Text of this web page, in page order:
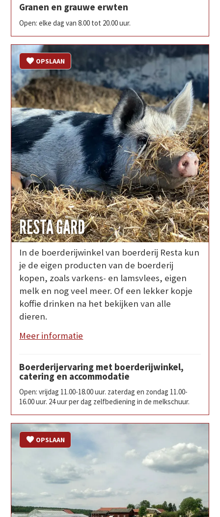
Granen en grauwe erwten
Open: elke dag van 8.00 tot 20.00 uur.
RESTA GÅRD
OPSLAAN
In de boerderijwinkel van boerderij Resta kun
je de eigen producten van de boerderij
kopen, zoals varkens- en lamsvlees, eigen
melk en nog veel meer. Of een lekker kopje
koffie drinken na het bekijken van alle
dieren.
Meer informatie
Boerderijervaring met boerderijwinkel,
catering en accommodatie
Open: vrijdag 11.00-18.00 uur. zaterdag en zondag 11.00-
16.00 uur. 24 uur per dag zelfbediening in de melkschuur.
OPSLAAN